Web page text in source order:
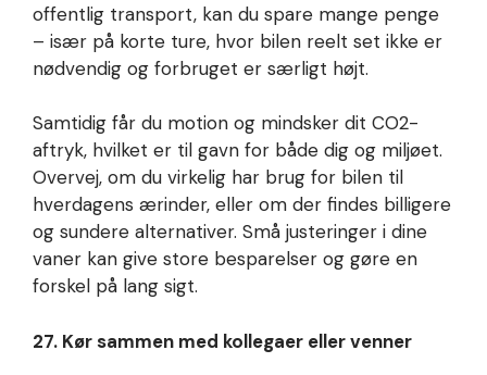
offentlig transport, kan du spare mange penge
– især på korte ture, hvor bilen reelt set ikke er
nødvendig og forbruget er særligt højt.
Samtidig får du motion og mindsker dit CO2-
aftryk, hvilket er til gavn for både dig og miljøet.
Overvej, om du virkelig har brug for bilen til
hverdagens ærinder, eller om der findes billigere
og sundere alternativer. Små justeringer i dine
vaner kan give store besparelser og gøre en
forskel på lang sigt.
27. Kør sammen med kollegaer eller venner